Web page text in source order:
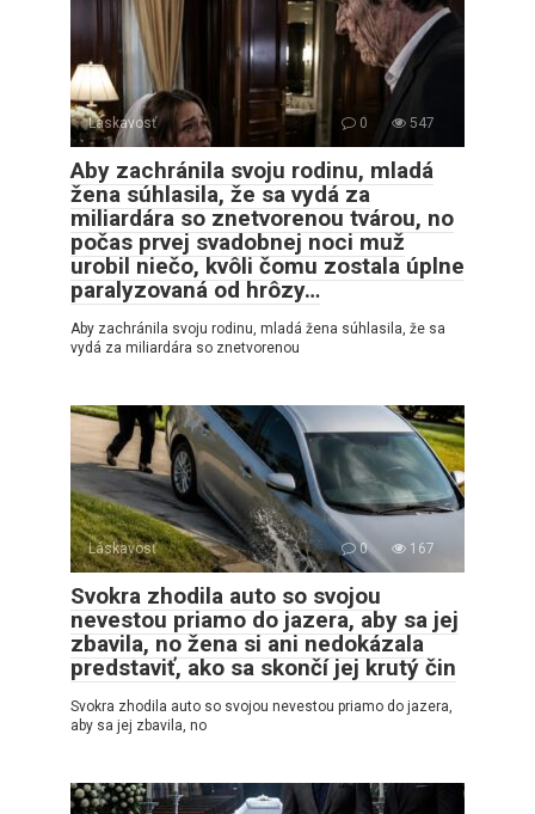
Láskavosť 0 547
Aby zachránila svoju rodinu, mladá
žena súhlasila, že sa vydá za
miliardára so znetvorenou tvárou, no
počas prvej svadobnej noci muž
urobil niečo, kvôli čomu zostala úplne
paralyzovaná od hrôzy…
Aby zachránila svoju rodinu, mladá žena súhlasila, že sa
vydá za miliardára so znetvorenou
Láskavosť 0 167
Svokra zhodila auto so svojou
nevestou priamo do jazera, aby sa jej
zbavila, no žena si ani nedokázala
predstaviť, ako sa skončí jej krutý čin
Svokra zhodila auto so svojou nevestou priamo do jazera,
aby sa jej zbavila, no